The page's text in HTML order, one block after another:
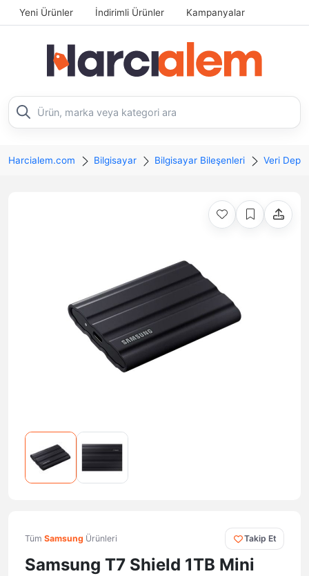
Yeni Ürünler İndirimli Ürünler Kampanyalar
Harcialem.com Bilgisayar Bilgisayar Bileşenleri Veri
Tüm Samsung Ürünleri Takip Et
Samsung T7 Shield 1TB Mini